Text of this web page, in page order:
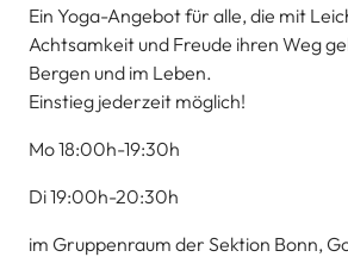
Ein Yoga-Angebot für alle, die mit
Achtsamkeit und Freude ihren Weg
Bergen und im Leben.
Einstieg jederzeit möglich!
Mo 18:00h-19:30h
Di 19:00h-20:30h
im Gruppenraum der Sektion Bonn,